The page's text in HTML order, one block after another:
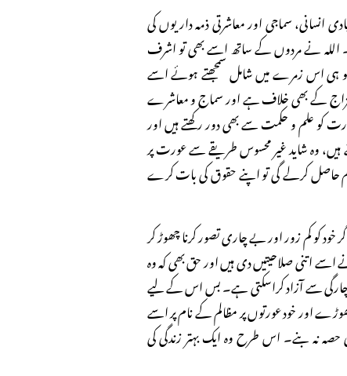
سماجی اور معاشرتی ذمہ داریوں کی
اللہ نے مردوں کے ساتھ اسے بھی تو اشرف
کو ہی اس زمرے میں شامل سمجھتے ہوئے اسے
مزاج کے بھی خلاف ہے اور سماج و معاشرے
کو علم و حکمت سے بھی دور رکھتے ہیں اور
وہ شاید غیر محسوس طریقے سے عورت پر
حاصل کرلے گی تو اپنے حقوق کی بات کرے
کو کم زور اور بے چاری تصور کرنا چھوڑ کر
اسے اتنی صلاحیتیں دی ہیں اور حق بھی کہ وہ
سے آزاد کراسکتی ہے۔ بس اس کے لیے
اور خود عورتوں پر مظالم کے نام پر اسے
نہ بنے۔ اس طرح وہ ایک بہتر زندگی کی